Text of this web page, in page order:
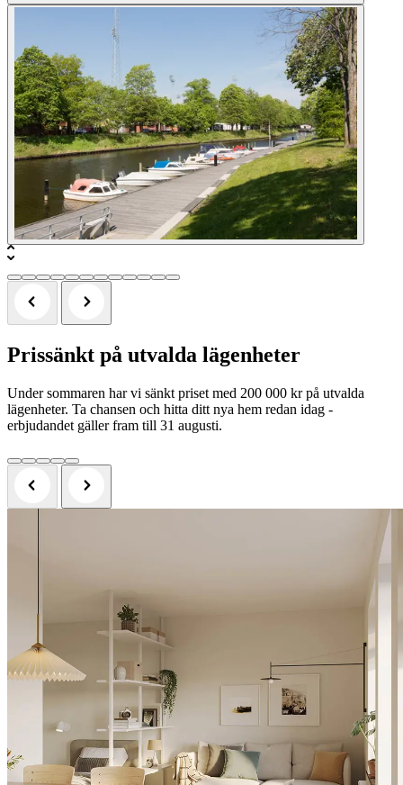
Prissänkt på utvalda lägenheter
Under sommaren har vi sänkt priset med 200 000 kr på utvalda
lägenheter. Ta chansen och hitta ditt nya hem redan idag -
erbjudandet gäller fram till 31 augusti.